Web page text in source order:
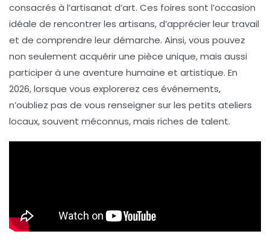
consacrés à l’artisanat d’art. Ces foires sont l’occasion
idéale de rencontrer les artisans, d’apprécier leur travail
et de comprendre leur démarche. Ainsi, vous pouvez
non seulement acquérir une pièce unique, mais aussi
participer à une aventure humaine et artistique. En
2026, lorsque vous explorerez ces événements,
n’oubliez pas de vous renseigner sur les petits ateliers
locaux, souvent méconnus, mais riches de talent.